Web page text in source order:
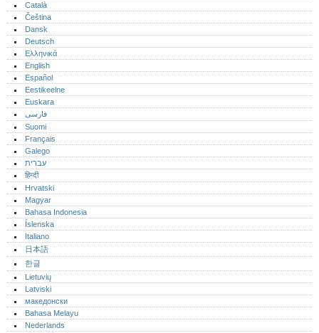
Català
Čeština
Dansk
Deutsch
Ελληνικά
English
Español
Eestikeelne
Euskara
فارسی
Suomi
Français
Galego
עברית
हिन्दी
Hrvatski
Magyar
Bahasa Indonesia
Íslenska
Italiano
日本語
한글
Lietuvių
Latviski
македонски
Bahasa Melayu
Nederlands